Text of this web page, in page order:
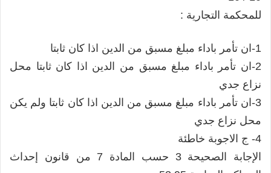
للمحكمة التجارية :
1-ان تأمر باداء مبلغ مسبق من الدين اذا كان ثابتا
2-ان تأمر باداء مبلغ مسبق من الدين اذا كان ثابتا محل
نزاع جدي
3-ان تأمر باداء مبلغ مسبق من الدين اذا كان ثابتا ولم يكن
محل نزاع جدي
4- ج الاجوبة خاطئة
الإجابة الصحيحة 3 حسب المادة 7 من قانون إحداث